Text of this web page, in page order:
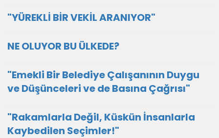
"YÜREKLİ BİR VEKİL ARANIYOR"
NE OLUYOR BU ÜLKEDE?
"Emekli Bir Belediye Çalışanının Duygu
ve Düşünceleri ve de Basına Çağrısı"
"Rakamlarla Değil, Küskün İnsanlarla
Kaybedilen Seçimler!"